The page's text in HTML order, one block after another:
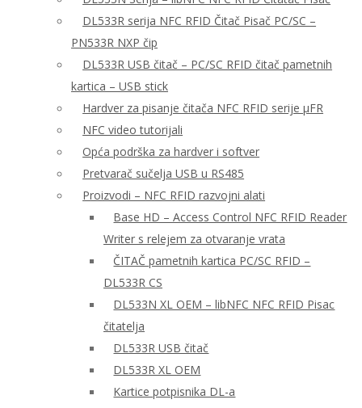
DL533R serija NFC RFID Čitač Pisač PC/SC –
PN533R NXP čip
DL533R USB čitač – PC/SC RFID čitač pametnih
kartica – USB stick
Hardver za pisanje čitača NFC RFID serije μFR
NFC video tutorijali
Opća podrška za hardver i softver
Pretvarač sučelja USB u RS485
Proizvodi – NFC RFID razvojni alati
Base HD – Access Control NFC RFID Reader
Writer s relejem za otvaranje vrata
ČITAČ pametnih kartica PC/SC RFID –
DL533R CS
DL533N XL OEM – libNFC NFC RFID Pisac
čitatelja
DL533R USB čitač
DL533R XL OEM
Kartice potpisnika DL-a